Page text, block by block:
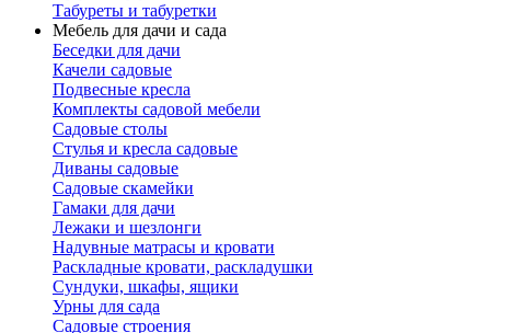
Табуреты и табуретки
Мебель для дачи и сада
Беседки для дачи
Качели садовые
Подвесные кресла
Комплекты садовой мебели
Садовые столы
Стулья и кресла садовые
Диваны садовые
Садовые скамейки
Гамаки для дачи
Лежаки и шезлонги
Надувные матрасы и кровати
Раскладные кровати, раскладушки
Сундуки, шкафы, ящики
Урны для сада
Садовые строения